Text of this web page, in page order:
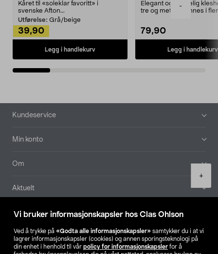
Vi bruker informasjonskapsler hos Clas Ohlson
Ved å trykke på «Godta alle informasjonskapsler» samtykker du i at vi
lagrer informasjonskapsler (cookies) og annen sporingsteknologi på
din enhet i henhold til vår policy for informasjonskapsler for å
-
+
Kåret til «soleklar favoritt» i
svenske Afton...
Utførelse: Grå/beige
39,90
Legg i handlekurv
Elegant og skikkelig
tre og metall – finnes i
79,90
Legg i handlekurv
Bunntekst
Kundeservice
Min konto
Om
Aktuelt
Våre selskaper
Finn din butikk